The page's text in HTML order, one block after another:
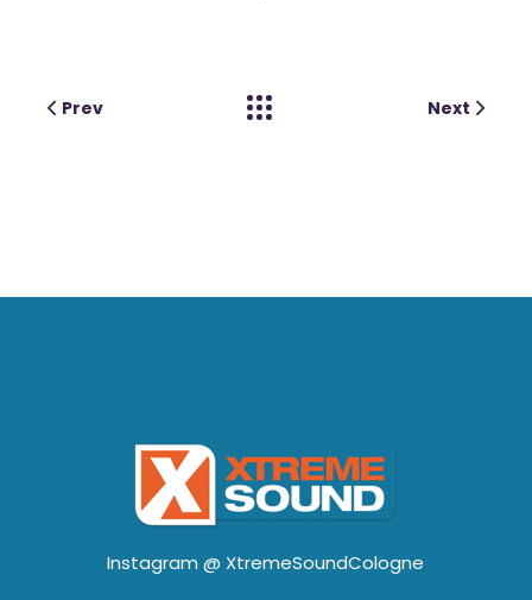
Prev Next
Instagram @ XtremeSoundCologne